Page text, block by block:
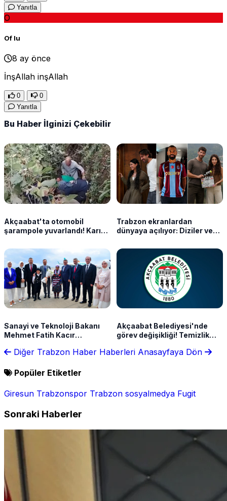
Yanıtla
O
Of lu
8 ay önce
İnşAllah inşAllah
0
0
Yanıtla
Bu Haber İlginizi Çekebilir
Akçaabat'ta otomobil
şarampole yuvarlandı! Karı-
Trabzon ekranlardan
dünyaya açılıyor: Diziler ve
Sanayi ve Teknoloji Bakanı
Mehmet Fatih Kacır
karşılandı
Akçaabat Belediyesi'nde
görev değişikliği! Temizlik
atama
Diğer Trabzon Haber Haberleri Anasayfaya Dön
Popüler Etiketler
Giresun Trabzonspor Trabzon sosyalmedya Fugit
Sonraki Haberler